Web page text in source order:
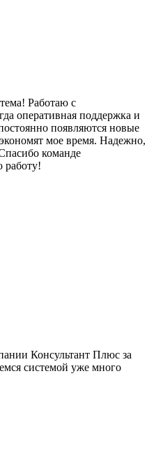
Работаю с
оперативная поддержка и
появляются новые
мое время. Надежно,
команде
работу!
Консультант Плюс за
системой уже много